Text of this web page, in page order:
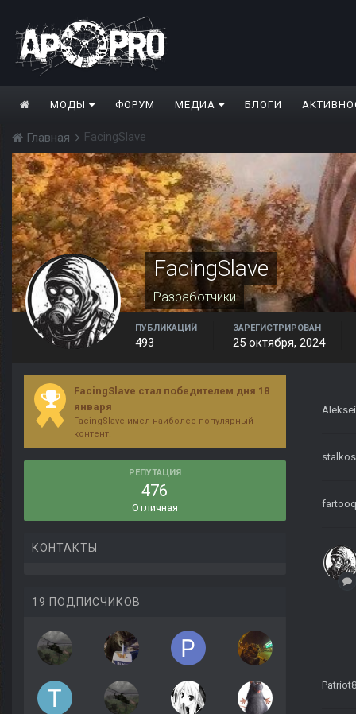
МОДЫ ФОРУМ МЕДИА БЛОГИ
Главная FacingSlave
FacingSlave
Разработчики
ПУБЛИКАЦИЙ
493
ЗАРЕГИСТРИРОВАН
25 октября, 2024
FacingSlave стал победителем дня 18
января
FacingSlave имел наиболее популярный
контент!
РЕПУТАЦИЯ
476
Отличная
КОНТАКТЫ
19 ПОДПИСЧИКОВ
fartooq